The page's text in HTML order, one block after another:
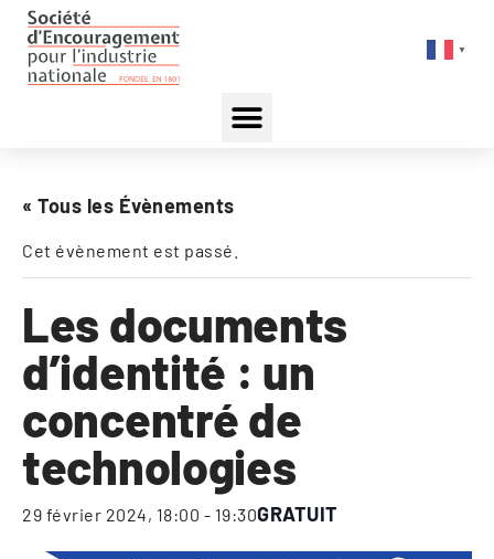
▼
« Tous les Évènements
Cet évènement est passé.
Les documents
d’identité : un
concentré de
technologies
29 février 2024, 18:00 - 19:30GRATUIT